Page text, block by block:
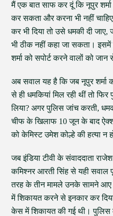
मैं एक बात साफ कर दूं कि नूपुर
कर सकता और करना भी नहीं
कर भी दिया तो उसे धमकी दी
भी ठीक नहीं कहा जा सकता।
शर्मा को सपोर्ट करने वालों को
अब सवाल यह है कि जब नूपुर शर्मा
से ही धमकियां मिल रही थीं तो
लिया? अगर पुलिस जांच करती,
चीफ के खिलाफ 10 जून के बाद
को केमिस्ट उमेश कोल्हे की हत्या न
जब इंडिया टीवी के संवाददाता
कमिश्नर आरती सिंह से यही सवाल
तरह के तीन मामले उनके सामने आए
में शिकायत करने से इनकार कर
केस में शिकायत की गई थी। पुलिस